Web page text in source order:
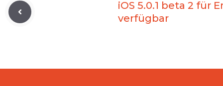
iOS 5.0.1 beta 2 für
verfügbar